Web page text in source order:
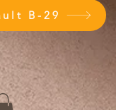
B-29